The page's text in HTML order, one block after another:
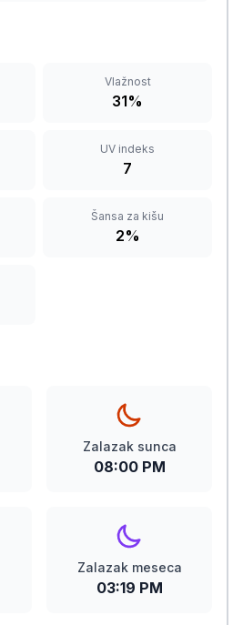
Vlažnost
31%
UV indeks
7
Šansa za kišu
2%
Zalazak sunca
08:00 PM
Zalazak meseca
03:19 PM